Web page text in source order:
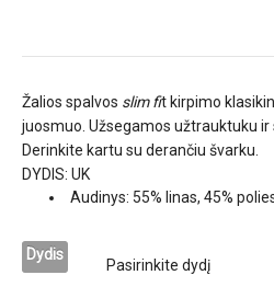
Žalios spalvos slim fit kirpimo
juosmuo. Užsegamos užtrauktuku ir
Derinkite kartu su derančiu švarku.
DYDIS: UK
Audinys: 55% linas, 45%
Dydis